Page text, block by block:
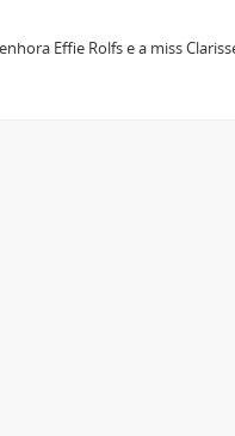
Effie Rolfs e a miss